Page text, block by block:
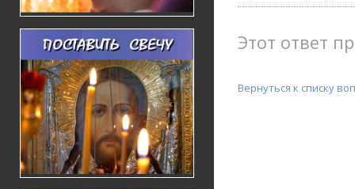
Этот ответ
Вернуться к списку